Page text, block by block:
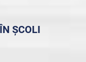
ȘCOLI